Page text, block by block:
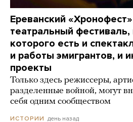
Ереванский
театральный
которого есть и
и работы эмигрантов, и
проекты
Только здесь режиссеры,
разделенные войной, могут
себя одним сообществом
ИСТОРИИ день назад